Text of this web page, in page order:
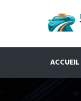
ACCUEIL